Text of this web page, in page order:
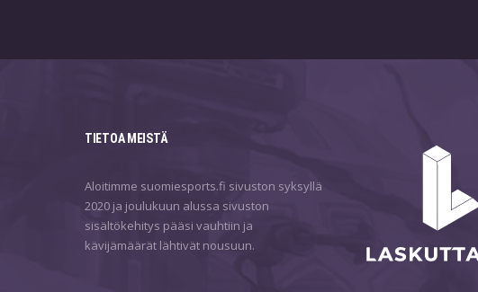
TIETOA MEISTÄ
Aloitimme suomiesports.fi sivuston syksyllä
2020 ja joulukuun alussa sivuston
sisältökehitys pääsi vauhtiin ja
kävijämäärät lähtivät nousuun.